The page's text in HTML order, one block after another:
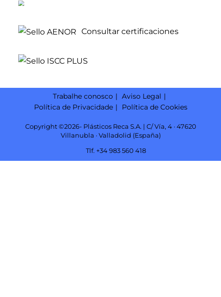
Consultar certificaciones
Trabalhe conosco
Aviso Legal
Política de Privacidade
Política de Cookies
Copyright ©2026- Plásticos Reca S.A. | C/ Vía, 4 · 47620
Villanubla · Valladolid (España)
Tlf. +34 983 560 418